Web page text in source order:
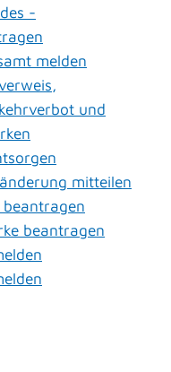
-
melden
und
mitteilen
beantragen